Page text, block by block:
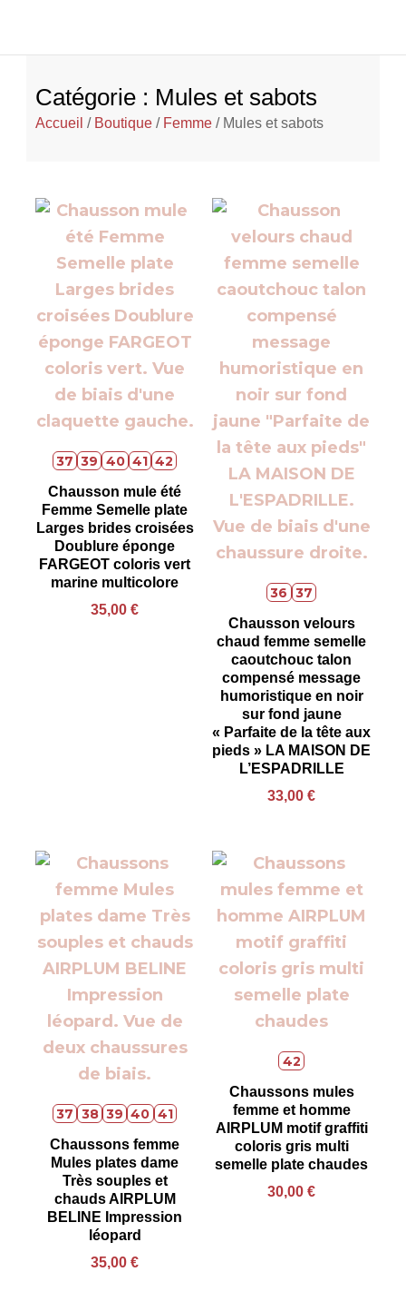
Catégorie : Mules et sabots
Accueil / Boutique / Femme / Mules et sabots
37 39 40 41 42
Chausson mule été
Femme Semelle plate
Larges brides croisées
Doublure éponge
FARGEOT coloris vert
marine multicolore
35,00 €
36 37
Chausson velours
chaud femme semelle
caoutchouc talon
compensé message
humoristique en noir
sur fond jaune
« Parfaite de la tête aux
pieds » LA MAISON DE
L’ESPADRILLE
33,00 €
37 38 39 40 41
Chaussons femme
Mules plates dame
Très souples et
chauds AIRPLUM
BELINE Impression
léopard
35,00 €
42
Chaussons mules
femme et homme
AIRPLUM motif graffiti
coloris gris multi
semelle plate chaudes
30,00 €